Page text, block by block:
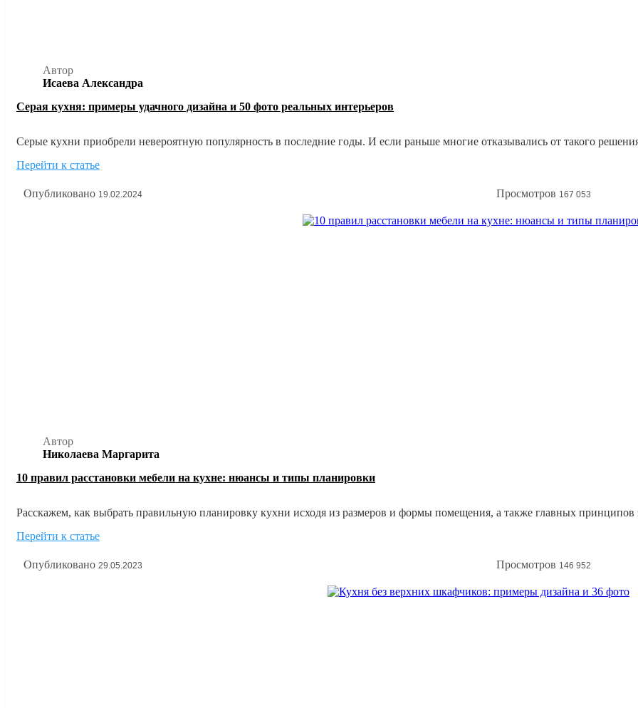
Автор
Исаева Александра
Серая кухня: примеры удачного дизайна и 50 фото реальных интерьеров
Серые кухни приобрели невероятную популярность в последние годы. И если раньше многие отказывались от такого
дизайнеров, их научились обыгрывать в самых невероятных сценариях и создавать стильный и запоминающийся интерьер.
Перейти к статье
Опубликовано 19.02.2024 Просмотров 167 053
Автор
Николаева Маргарита
10 правил расстановки мебели на кухне: нюансы и типы планировки
Расскажем, как выбрать правильную планировку кухни исходя из размеров и формы помещения, а также главных
наглядных фото примерах расстановки мебели на кухне.
Перейти к статье
Опубликовано 29.05.2023 Просмотров 146 952